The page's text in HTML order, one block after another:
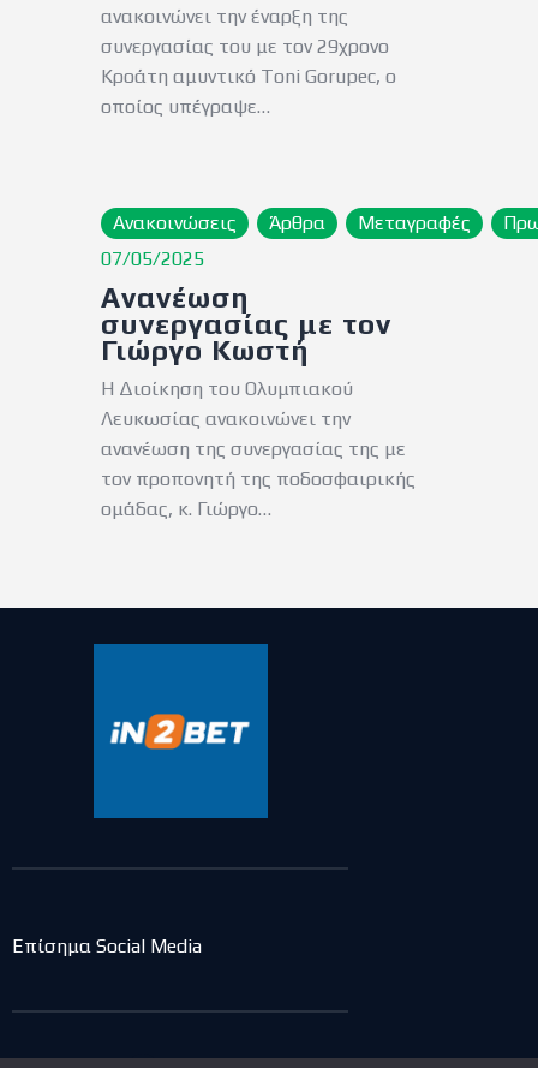
ανακοινώνει την έναρξη της
συνεργασίας του με τον 29χρονο
Κροάτη αμυντικό Toni Gorupec, ο
οποίος υπέγραψε…
Ανακοινώσεις Άρθρα Μεταγραφές
07/05/2025
Ανανέωση
συνεργασίας με τον
Γιώργο Κωστή
Η Διοίκηση του Ολυμπιακού
Λευκωσίας ανακοινώνει την
ανανέωση της συνεργασίας της με
τον προπονητή της ποδοσφαιρικής
ομάδας, κ. Γιώργο…
Επίσημα Social Media